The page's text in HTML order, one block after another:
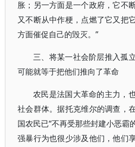
胀；另一方面是一个政府，它不
又不断从中作梗，点燃了它又把
方面催促自己的毁灭。”
三、将某一社会阶层推入孤
可能就等于把他们推向了革命
农民是法国大革命的主力，
社会群体。据托克维尔的调查，
国农民已“不再受那些封建小恶霸
强暴行为也很少涉及他们，他们